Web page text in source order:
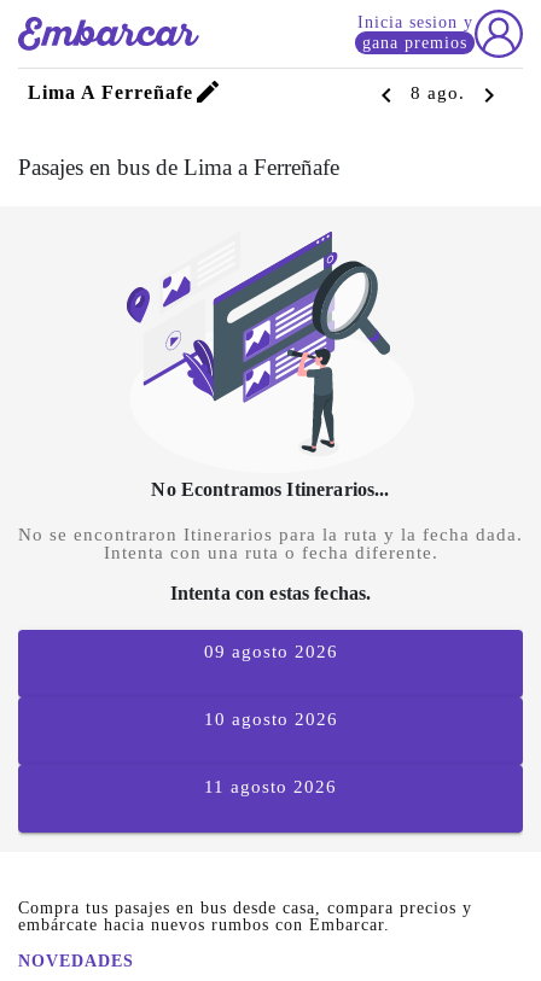
Inicia sesion y
gana premios
Lima A Ferreñafe edit chevron_left 8 ago. chevron_right
Pasajes en bus de Lima a Ferreñafe
No Econtramos Itinerarios...
No se encontraron Itinerarios para la ruta y la fecha dada.
Intenta con una ruta o fecha diferente.
Intenta con estas fechas.
09 agosto 2026
10 agosto 2026
11 agosto 2026
Compra tus pasajes en bus desde casa, compara precios y
embárcate hacia nuevos rumbos con Embarcar.
NOVEDADES